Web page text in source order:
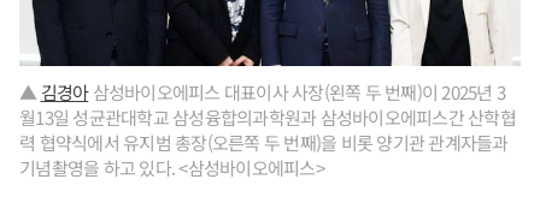
▲김경아삼성바이오에피스 대표이사 사장(왼쪽 두 번째)이 2025년 3
월13일 성균관대학교 삼성융합의과학원과 삼성바이오에피스간 산학협
력 협약식에서 유지범 총장(오른쪽 두 번째)을 비롯 양기관 관계자들과
기념촬영을 하고 있다. <삼성바이오에피스>